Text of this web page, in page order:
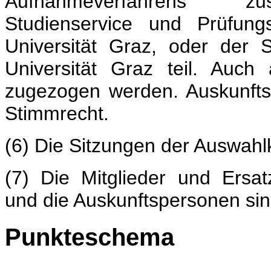
Studienservice und
Universität Graz, oder der
Universität Graz teil. Auch
zugezogen werden.
Stimmrecht.
(6) Die Sitzungen der
(7) Die Mitglieder und
und die Auskunftspersonen
Punkteschema